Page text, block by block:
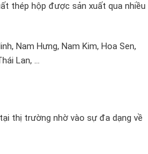
thép hộp được sản xuất qua nhiều
Nam Hưng, Nam Kim, Hoa Sen,
Lan, …
thị trường nhờ vào sự đa dạng về